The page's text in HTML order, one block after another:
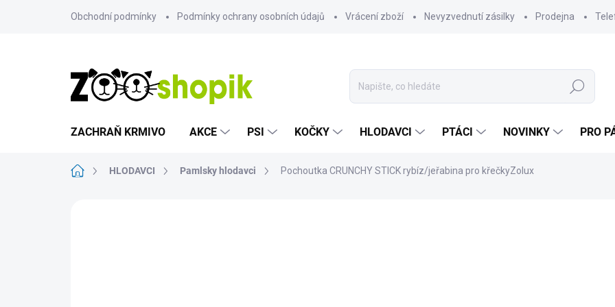
Obchodní podmínky Podmínky ochrany osobních údajů Vrácení zboží Nevyzvednutí zásilky Prodejna
Hledat
ZACHRAŇ KRMIVO AKCE PSI KOČKY HLODAVCI PTÁCI NOVINKY PRO
Domů HLODAVCI Pamlsky hlodavci Pochoutka CRUNCHY STICK rybíz/jeřabina pro křečkyZolux